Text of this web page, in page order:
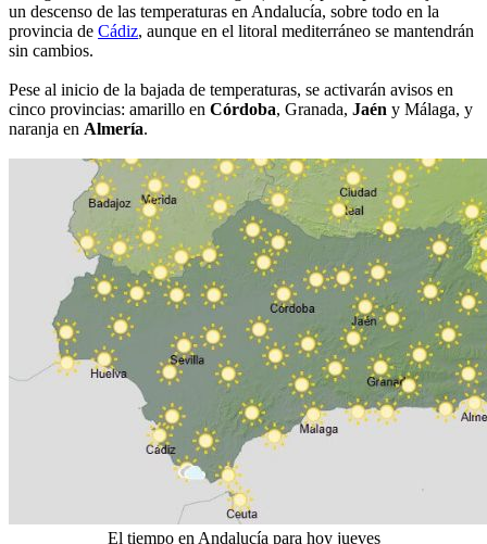
un descenso de las temperaturas en Andalucía, sobre todo en la
provincia de Cádiz, aunque en el litoral mediterráneo se mantendrán
sin cambios.
Pese al inicio de la bajada de temperaturas, se activarán avisos en
cinco provincias: amarillo en Córdoba, Granada, Jaén y Málaga, y
naranja en Almería.
El tiempo en Andalucía para hoy jueves